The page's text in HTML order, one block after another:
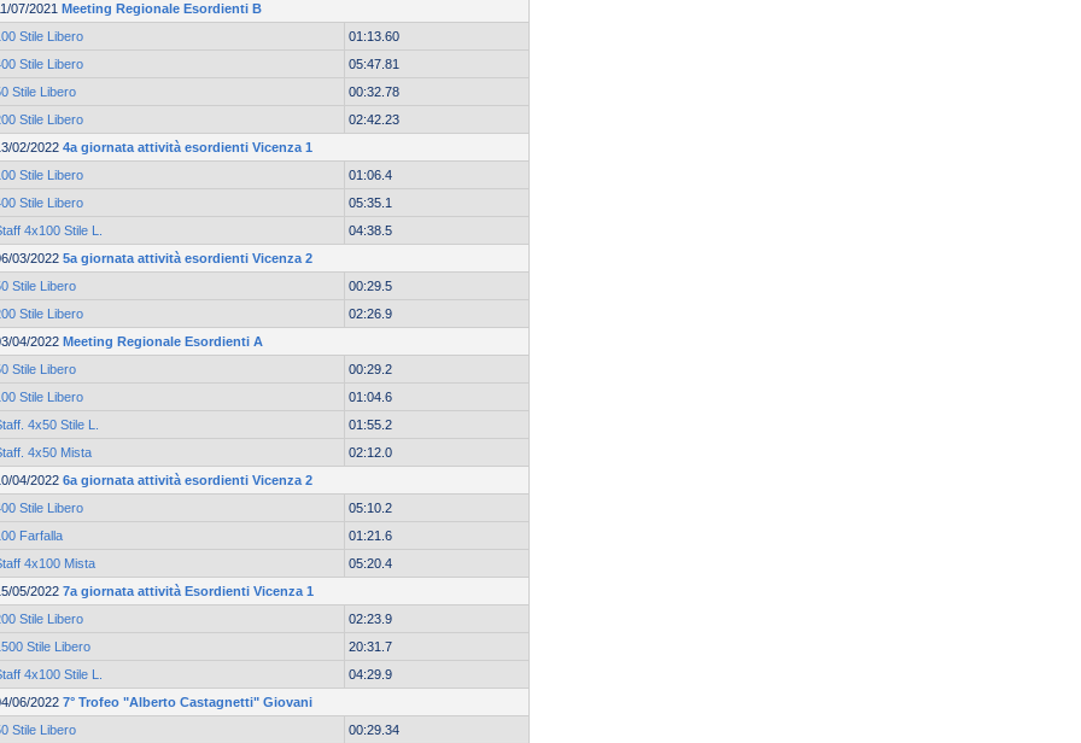
07/2021 Meeting Regionale Esordienti B
Stile Libero
01:13.60
Stile Libero
05:47.81
Stile Libero
00:32.78
Stile Libero
02:42.23
02/2022 4a giornata attività esordienti Vicenza 1
Stile Libero
01:06.4
Stile Libero
05:35.1
4x100 Stile L.
04:38.5
03/2022 5a giornata attività esordienti Vicenza 2
Stile Libero
00:29.5
Stile Libero
02:26.9
04/2022 Meeting Regionale Esordienti A
Stile Libero
00:29.2
Stile Libero
01:04.6
4x50 Stile L.
01:55.2
4x50 Mista
02:12.0
04/2022 6a giornata attività esordienti Vicenza 2
Stile Libero
05:10.2
Farfalla
01:21.6
4x100 Mista
05:20.4
05/2022 7a giornata attività Esordienti Vicenza 1
Stile Libero
02:23.9
Stile Libero
20:31.7
4x100 Stile L.
04:29.9
06/2022 7° Trofeo "Alberto Castagnetti" Giovani
Stile Libero
00:29.34